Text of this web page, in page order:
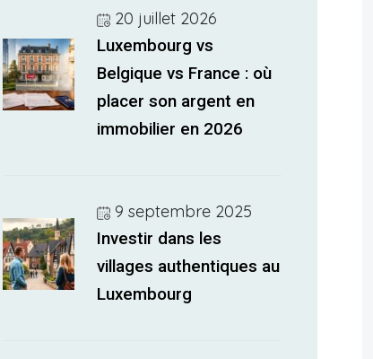
20 juillet 2026
Luxembourg vs
Belgique vs France : où
placer son argent en
immobilier en 2026
9 septembre 2025
Investir dans les
villages authentiques au
Luxembourg